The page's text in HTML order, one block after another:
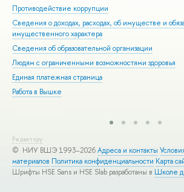
Противодействие коррупции
Сведения о доходах, расходах, об имуществе и
имущественного характера
Сведения об образовательной организации
Людям с ограниченными возможностями здоровья
Единая платежная страница
Работа в Вышке
Редактору
© НИУ ВШЭ 1993–2026Адреса и контакты
материалов Политика конфиденциальности Карта
Шрифты HSE Sans и HSE Slab разработаны в Школе